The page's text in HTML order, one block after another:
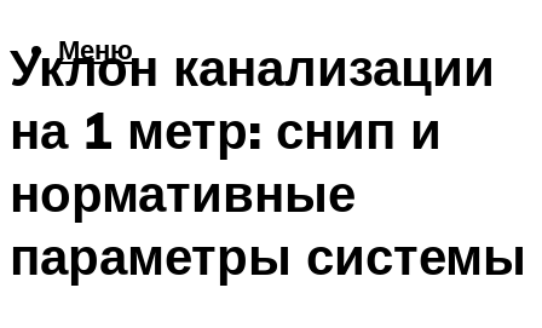
Меню
Уклон канализации
на 1 метр: снип и
нормативные
параметры системы